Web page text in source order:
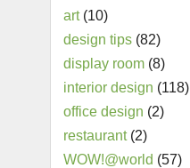
art (10)
design tips (82)
display room (8)
interior design (118)
office design (2)
restaurant (2)
WOW!@world (57)